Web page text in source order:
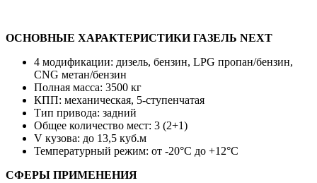
ОСНОВНЫЕ ХАРАКТЕРИСТИКИ ГАЗЕЛЬ NEXT
4 модификации: дизель, бензин, LPG пропан/бензин,
CNG метан/бензин
Полная масса: 3500 кг
КПП: механическая, 5-ступенчатая
Тип привода: задний
Общее количество мест: 3 (2+1)
V кузова: до 13,5 куб.м
Температурный режим: от -20°C до +12°C
СФЕРЫ ПРИМЕНЕНИЯ